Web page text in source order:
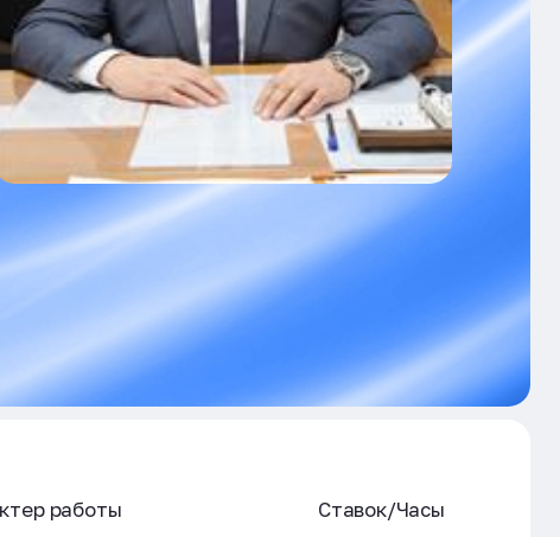
работы Ставок/Часы